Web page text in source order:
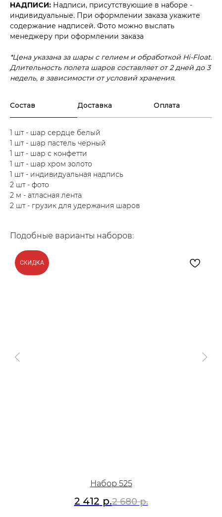
НАДПИСИ: Надписи, присутствующие в наборе -
индивидуальные. При оформлении заказа укажите
содержание надписей. Фото можно выслать
менеджеру при оформлении заказа
*Цена указана за шары с гелием и обработкой Hi-Float.
Длительность полета шаров составляет от 2 дней до 3
недель, в зависимости от условий хранения.
Состав Доставка Оплата
1 шт - шар сердце белый
1 шт - шар пастель черный
1 шт - шар с конфетти
1 шт - шар хром золото
1 шт - индивидуальная надпись
2 шт - фото
2 м - атласная лента
2 шт - грузик для удержания шаров
Подобные варианты наборов:
СКИДКА
Набор 525
2 412 р.2 680 р.